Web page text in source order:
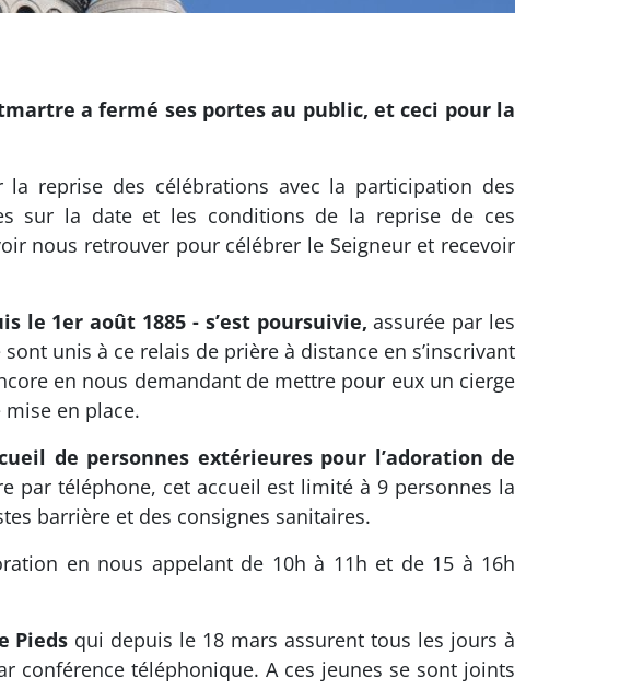
a fermé ses portes au public, et ceci pour la
la reprise des célébrations avec la participation des
sur la date et les conditions de la reprise de ces
nous retrouver pour célébrer le Seigneur et recevoir
le 1er août 1885 - s’est poursuivie, assurée par les
unis à ce relais de prière à distance en s’inscrivant
en nous demandant de mettre pour eux un cierge
en place.
de personnes extérieures pour l’adoration de
par téléphone, cet accueil est limité à 9 personnes la
barrière et des consignes sanitaires.
en nous appelant de 10h à 11h et de 15 à 16h
Pieds qui depuis le 18 mars assurent tous les jours à
conférence téléphonique. A ces jeunes se sont joints